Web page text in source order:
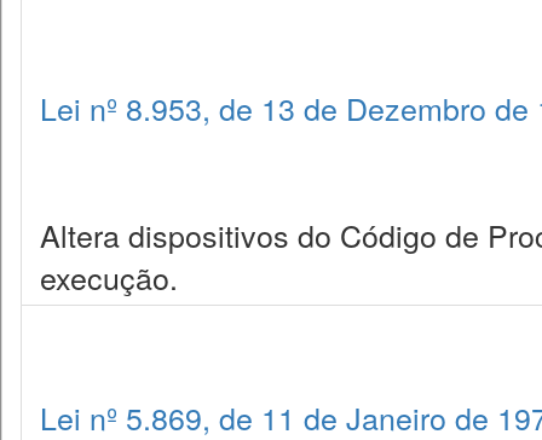
Lei nº 8.953, de 13 de Dezembro de
Altera dispositivos do Código de
execução.
Lei nº 5.869, de 11 de Janeiro de